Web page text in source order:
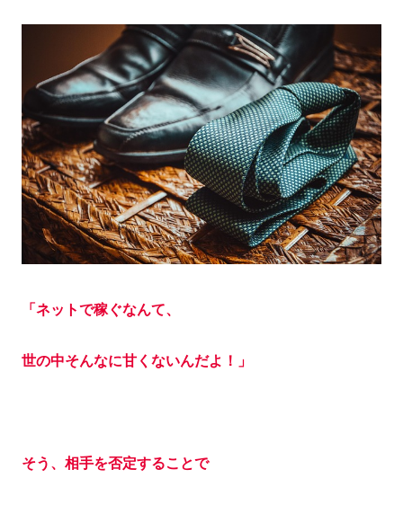
「ネットで稼ぐなんて、
世の中そんなに甘くないんだよ！」
そう、相手を否定することで